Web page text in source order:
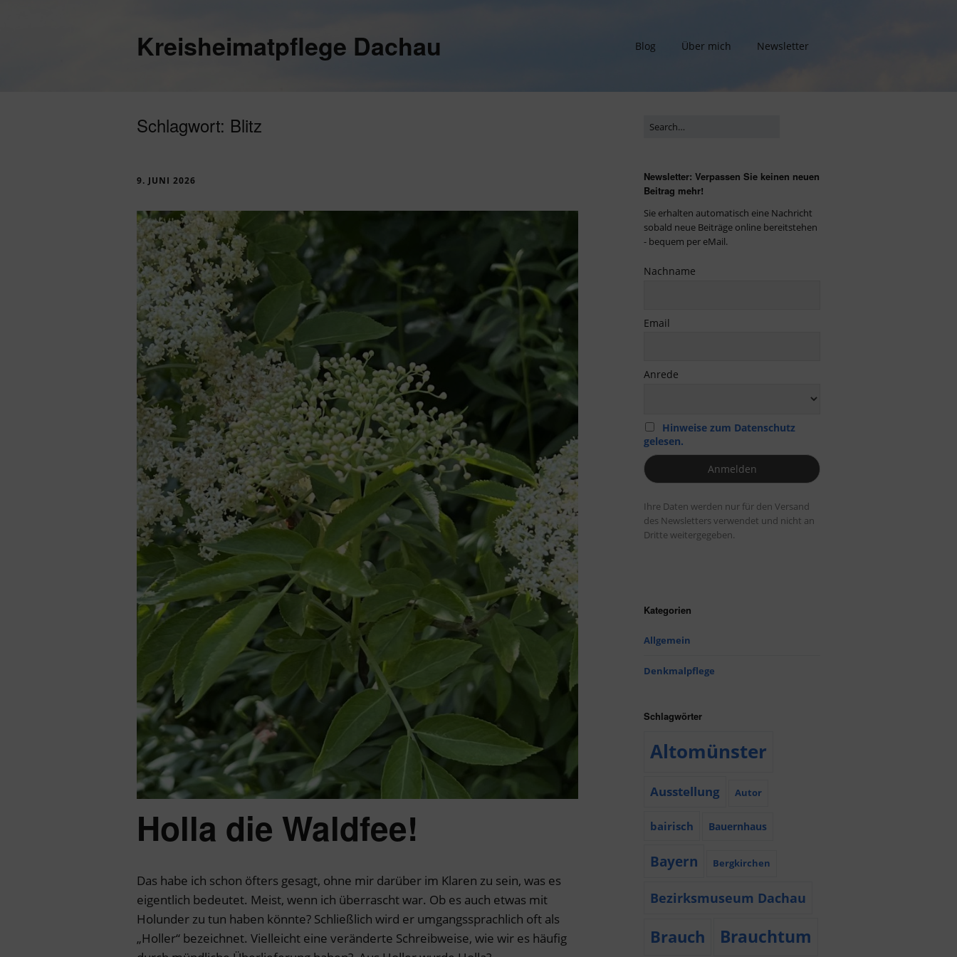
Kreisheimatpflege Dachau Blog Über mich Newsletter
Schlagwort: Blitz
9. JUNI 2026
Holla die Waldfee!
Das habe ich schon öfters gesagt, ohne mir darüber im Klaren zu sein, was es
eigentlich bedeutet. Meist, wenn ich überrascht war. Ob es auch etwas mit
Holunder zu tun haben könnte? Schließlich wird er umgangssprachlich oft als
„Holler“ bezeichnet. Vielleicht eine veränderte Schreibweise, wie wir es häufig
Newsletter: Verpassen Sie keinen neuen
Beitrag mehr!
Sie erhalten automatisch eine Nachricht
sobald neue Beiträge online bereitstehen
- bequem per eMail.
Nachname
Email
Anrede
Hinweise zum Datenschutz
gelesen.
Ihre Daten werden nur für den Versand
des Newsletters verwendet und nicht an
Dritte weitergegeben.
Kategorien
Allgemein
Denkmalpflege
Schlagwörter
Altomünster
Ausstellung Autor
bairisch Bauernhaus
Bayern Bergkirchen
Bezirksmuseum Dachau
Brauch Brauchtum